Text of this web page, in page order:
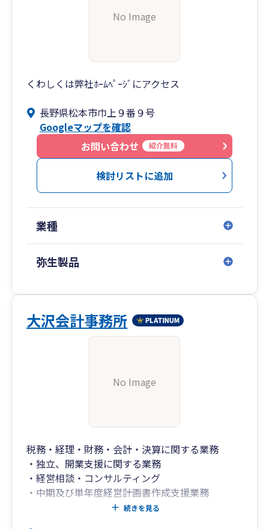
No Image
くわしくは弊社ﾎｰﾑﾍﾟｰｼﾞにアクセス
長野県松本市巾上９番９号
Googleマップを確認
お問い合わせ
紹介無料
検討リストに追加
業種
弥生製品
大沢会計事務所
No Image
税務・経理・財務・会計・決算に関する業務
・独立、開業支援に関する業務
・経営相談・コンサルティング
・中期及び単年度経営計画書作成支援業務
・相続税の申告等資産税に関する業務
続きを見る